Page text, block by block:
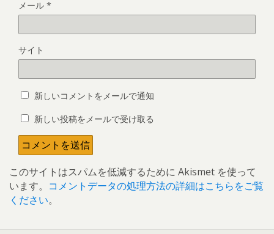
メール *
サイト
新しいコメントをメールで通知
新しい投稿をメールで受け取る
このサイトはスパムを低減するために Akismet を使って
います。 コメントデータの処理方法の詳細はこちらをご覧
ください。